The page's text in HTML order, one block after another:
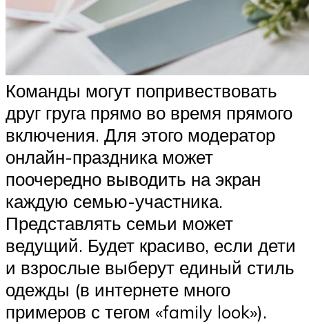
Команды могут попривествовать
друг груга прямо во время прямого
включения. Для этого модератор
онлайн-праздника может
поочередно выводить на экран
каждую семью-участника.
Представлять семьи может
ведущий. Будет красиво, если дети
и взрослые выберут единый стиль
одежды (в интернете много
примеров с тегом «family look»).